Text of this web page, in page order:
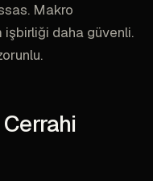
Makro
daha güvenli.